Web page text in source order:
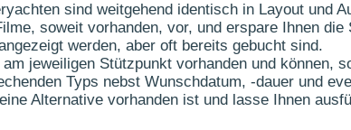
sind weitgehend identisch in Layout und
soweit vorhanden, vor, und erspare Ihnen
werden, aber oft bereits gebucht sind.
jeweiligen Stützpunkt vorhanden und können,
Typs nebst Wunschdatum, -dauer und
Alternative vorhanden ist und lasse Ihnen